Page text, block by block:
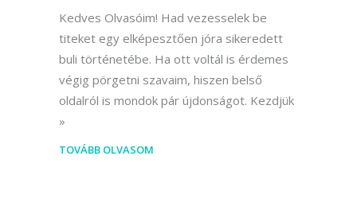
Kedves Olvasóim! Had vezesselek be
titeket egy elképesztően jóra sikeredett
buli történetébe. Ha ott voltál is érdemes
végig pörgetni szavaim, hiszen belső
oldalról is mondok pár újdonságot. Kezdjük
TOVÁBB OLVASOM